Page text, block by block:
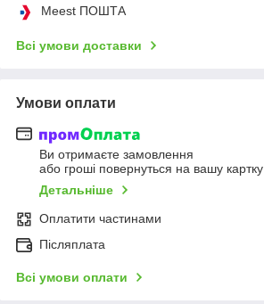
Meest ПОШТА
Всі умови доставки
Умови оплати
Ви отримаєте замовлення
або гроші повернуться на вашу картку
Детальніше
Оплатити частинами
Післяплата
Всі умови оплати